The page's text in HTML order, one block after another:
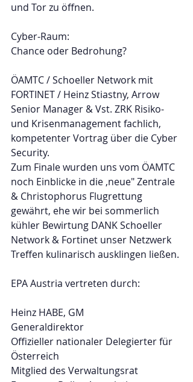
und Tor zu öffnen.
Cyber-Raum:
Chance oder Bedrohung?
ÖAMTC / Schoeller Network mit
FORTINET / Heinz Stiastny, Arrow
Senior Manager & Vst. ZRK Risiko-
und Krisenmanagement fachlich,
kompetenter Vortrag über die Cyber
Security.
Zum Finale wurden uns vom ÖAMTC
noch Einblicke in die ,neue" Zentrale
& Christophorus Flugrettung
gewährt, ehe wir bei sommerlich
kühler Bewirtung DANK Schoeller
Network & Fortinet unser Netzwerk
Treffen kulinarisch ausklingen ließen.
EPA Austria vertreten durch:
Heinz HABE, GM
Generaldirektor
Offizieller nationaler Delegierter für
Österreich
Mitglied des Verwaltungsrat